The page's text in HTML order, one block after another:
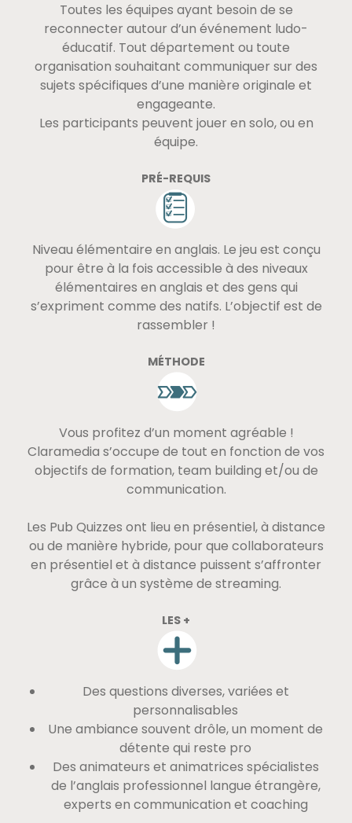
Toutes les équipes ayant besoin de se
reconnecter autour d’un événement ludo-
éducatif. Tout département ou toute
organisation souhaitant communiquer sur des
sujets spécifiques d’une manière originale et
engageante.
Les participants peuvent jouer en solo, ou en
équipe.
PRÉ-REQUIS
Niveau élémentaire en anglais. Le jeu est conçu
pour être à la fois accessible à des niveaux
élémentaires en anglais et des gens qui
s’expriment comme des natifs. L’objectif est de
rassembler !
MÉTHODE
Vous profitez d’un moment agréable !
Claramedia s’occupe de tout en fonction de vos
objectifs de formation, team building et/ou de
communication.
Les Pub Quizzes ont lieu en présentiel, à distance
ou de manière hybride, pour que collaborateurs
en présentiel et à distance puissent s’affronter
grâce à un système de streaming.
LES +
Des questions diverses, variées et
personnalisables
Une ambiance souvent drôle, un moment de
détente qui reste pro
Des animateurs et animatrices spécialistes
de l’anglais professionnel langue étrangère,
experts en communication et coaching